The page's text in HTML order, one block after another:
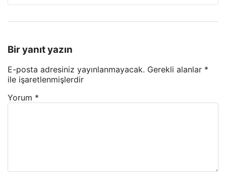
Bir yanıt yazın
E-posta adresiniz yayınlanmayacak. Gerekli alanlar *
ile işaretlenmişlerdir
Yorum *